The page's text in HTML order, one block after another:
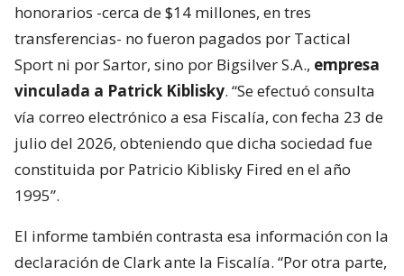
honorarios -cerca de $14 millones, en tres
transferencias- no fueron pagados por Tactical
Sport ni por Sartor, sino por Bigsilver S.A., empresa
vinculada a Patrick Kiblisky. “Se efectuó consulta
vía correo electrónico a esa Fiscalía, con fecha 23 de
julio del 2026, obteniendo que dicha sociedad fue
constituida por Patricio Kiblisky Fired en el año
1995”.
El informe también contrasta esa información con la
declaración de Clark ante la Fiscalía. “Por otra parte,